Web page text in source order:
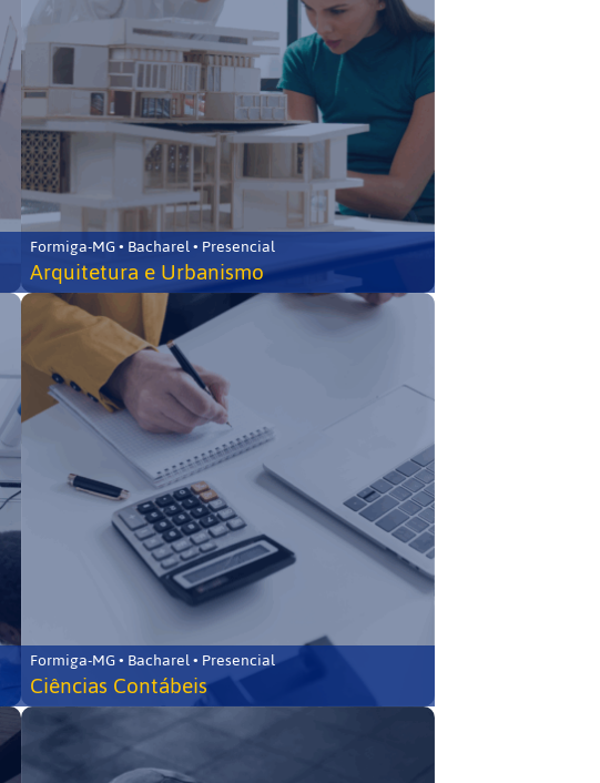
Formiga-MG • Bacharel • Presencial
Arquitetura e Urbanismo
Formiga-MG • Bacharel • Presencial
Ciências Contábeis